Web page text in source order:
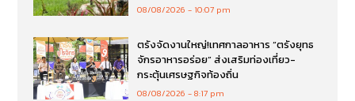
08/08/2026 10:07 pm
ตรังจัดงานใหญ่!เทศกาลอาหาร “ตรังยุทธ
จักรอาหารอร่อย” ส่งเสริมท่องเที่ยว-
กระตุ้นเศรษฐกิจท้องถิ่น
08/08/2026 8:17 pm